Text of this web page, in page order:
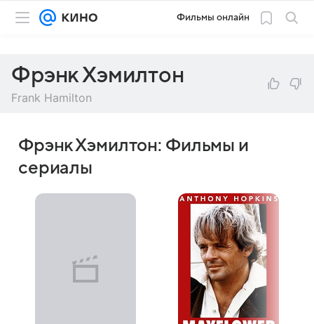
Фильмы онлайн
Фрэнк Хэмилтон
Frank Hamilton
Фрэнк Хэмилтон: Фильмы и
сериалы